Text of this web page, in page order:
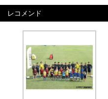
レコメンド